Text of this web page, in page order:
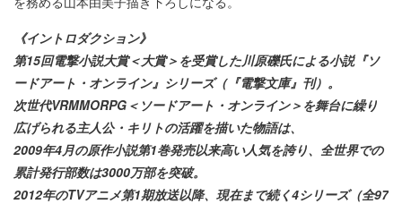
《イントロダクション》
第15回電撃小説大賞＜大賞＞を受賞した川原礫氏による小説『ソ
ードアート・オンライン』シリーズ（『電撃文庫』刊）。
次世代VRMMORPG＜ソードアート・オンライン＞を舞台に繰り
広げられる主人公・キリトの活躍を描いた物語は、
2009年4月の原作小説第1巻発売以来高い人気を誇り、全世界での
累計発行部数は3000万部を突破。
2012年のTVアニメ第1期放送以降、現在まで続く4シリーズ（全97